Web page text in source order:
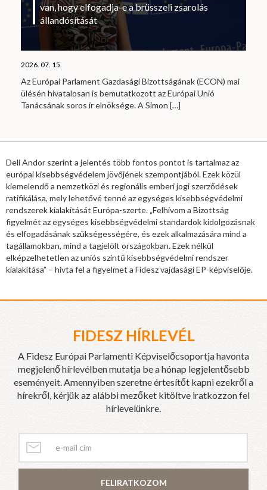
van, hogy elfogadja-e a brüsszeli zsarolás
állandósítását
2026. 07. 15.
Az Európai Parlament Gazdasági Bizottságának (ECON) mai
ülésén hivatalosan is bemutatkozott az Európai Unió
Tanácsának soros ír elnöksége. A Simon […]
Deli Andor szerint a jelentés több fontos pontot is tartalmaz az
európai kisebbségvédelem jövőjének szempontjából. Ezek közül
kiemelendő a nemzetközi és regionális emberi jogi szerződések
ratifikálása, mely lehetővé tenné az egységes kisebbségvédelmi
rendszerek kialakítását Európa-szerte. „Felhívom a Bizottság
figyelmét az egységes kisebbségvédelmi standardok kidolgozásnak
és elfogadásának szükségességére, és ezek alkalmazására mind a
tagállamokban, mind a tagjelölt országokban. Ezek nélkül
elképzelhetetlen az uniós szintű kisebbségvédelmi rendszer
kialakítása” – hívta fel a figyelmet a Fidesz vajdasági EP-képviselője.
FIDESZ HÍRLEVÉL
A Fidesz Európai Parlamenti Képviselőcsoportja havonta
megjelenő hírlevélben mutatja be a hónap legjelentősebb
eseményeit. Amennyiben szeretne értesítőt kapni ezekről a
hírekről, kérjük az alábbi mezőket kitöltve iratkozzon fel
hírlevelünkre.
FELIRATKOZOM